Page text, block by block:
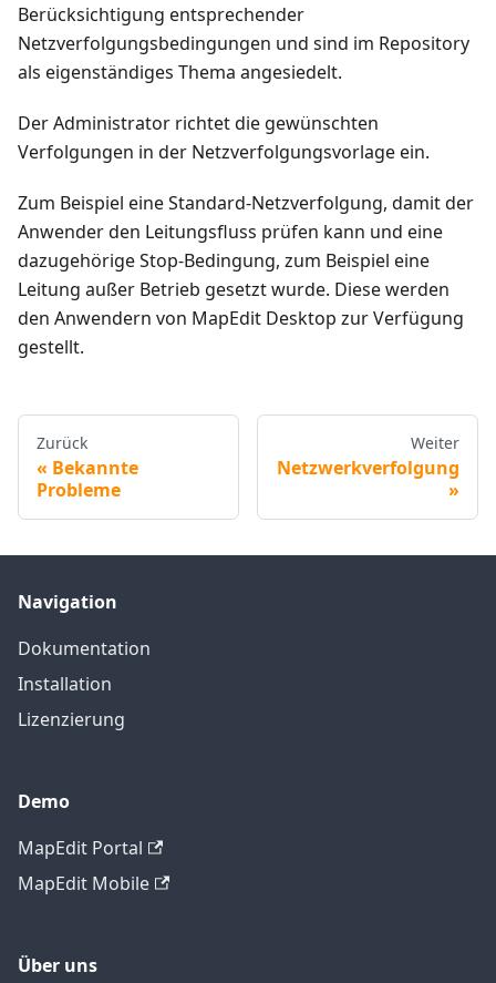
Berücksichtigung entsprechender
Netzverfolgungsbedingungen und sind im Repository
als eigenständiges Thema angesiedelt.
Der Administrator richtet die gewünschten
Verfolgungen in der Netzverfolgungsvorlage ein.
Zum Beispiel eine Standard-Netzverfolgung, damit der
Anwender den Leitungsfluss prüfen kann und eine
dazugehörige Stop-Bedingung, zum Beispiel eine
Leitung außer Betrieb gesetzt wurde. Diese werden
den Anwendern von MapEdit Desktop zur Verfügung
gestellt.
Zurück
Bekannte
Probleme
Weiter
Netzwerkverfolgung
Navigation
Dokumentation
Installation
Lizenzierung
Demo
MapEdit Portal
MapEdit Mobile
Über uns